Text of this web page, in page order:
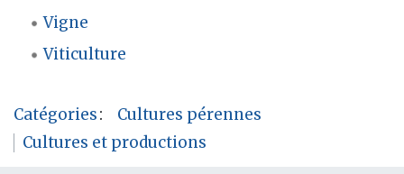
Vigne
Viticulture
Catégories:
Cultures pérennes
Cultures et productions